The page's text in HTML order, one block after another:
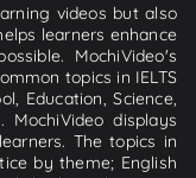
videos but also
learners enhance
MochiVideo's
topics in IELTS
Education, Science,
MochiVideo displays
The topics in
by theme; English